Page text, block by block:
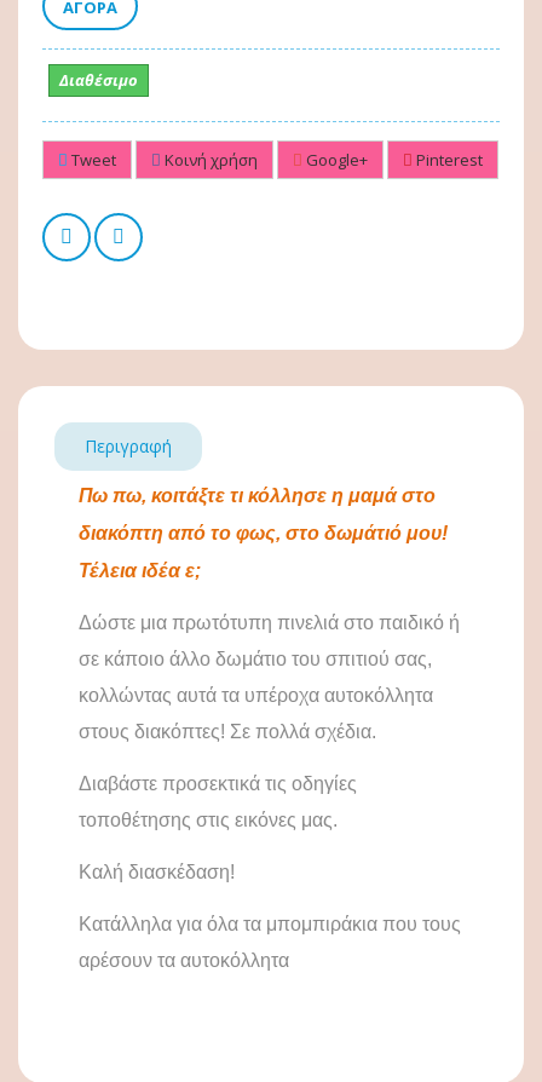
ΑΓΟΡΆ
Διαθέσιμο
Tweet Κοινή χρήση Google+ Pinterest
Περιγραφή
Πω πω, κοιτάξτε τι κόλλησε η μαμά στο
διακόπτη από το φως, στο δωμάτιό μου!
Τέλεια ιδέα ε;
Δώστε μια πρωτότυπη πινελιά στο παιδικό ή
σε κάποιο άλλο δωμάτιο του σπιτιού σας,
κολλώντας αυτά τα υπέροχα αυτοκόλλητα
στους διακόπτες! Σε πολλά σχέδια.
Διαβάστε προσεκτικά τις οδηγίες
τοποθέτησης στις εικόνες μας.
Καλή διασκέδαση!
Κατάλληλα για όλα τα μπομπιράκια που τους
αρέσουν τα αυτοκόλλητα